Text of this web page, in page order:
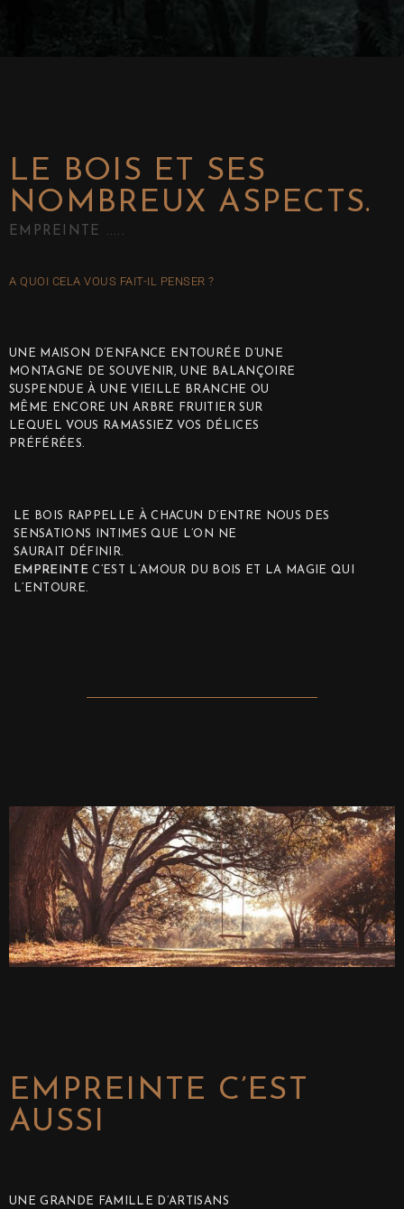
LE BOIS ET SES
NOMBREUX ASPECTS.
EMPREINTE .....
A QUOI CELA VOUS FAIT-IL PENSER ?
UNE MAISON D’ENFANCE ENTOURÉE D’UNE
MONTAGNE DE SOUVENIR, UNE BALANÇOIRE
SUSPENDUE À UNE VIEILLE BRANCHE OU
MÊME ENCORE UN ARBRE FRUITIER SUR
LEQUEL VOUS RAMASSIEZ VOS DÉLICES
PRÉFÉRÉES.
LE BOIS RAPPELLE À CHACUN D’ENTRE NOUS DES
SENSATIONS INTIMES QUE L’ON NE
SAURAIT DÉFINIR.
EMPREINTE C’EST L’AMOUR DU BOIS ET LA MAGIE QUI
L’ENTOURE.
EMPREINTE C’EST
AUSSI
UNE GRANDE FAMILLE D’ARTISANS